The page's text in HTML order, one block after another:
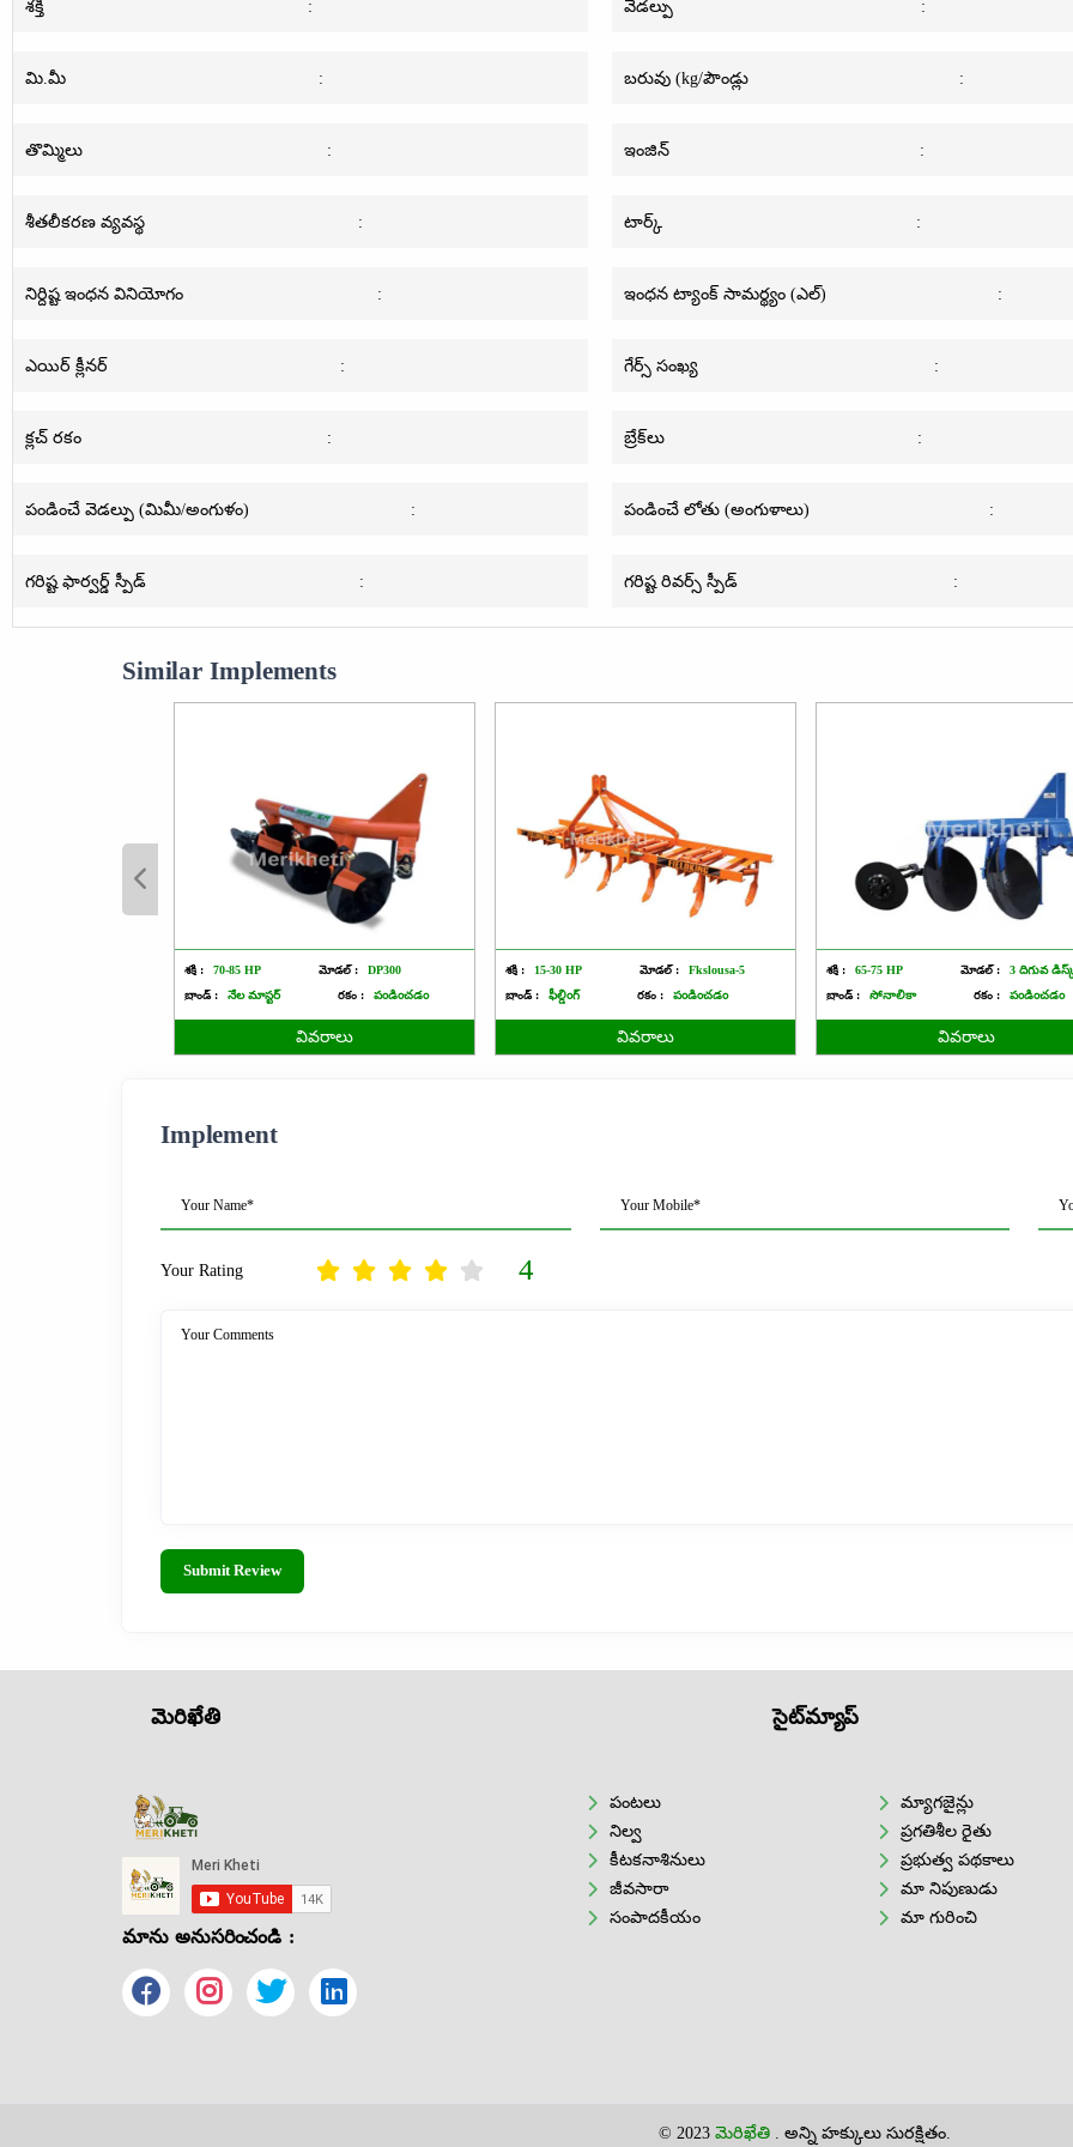
శక్తి : వెడల్పు :
మి.మీ : బరువు (kg/పౌండ్లు :
తొమ్మిలు : ఇంజిన్ :
శీతలీకరణ వ్యవస్థ : టార్క్ :
నిర్దిష్ట ఇంధన వినియోగం : ఇంధన ట్యాంక్ సామర్థ్యం (ఎల్) :
ఎయిర్ క్లీనర్ : గేర్స్ సంఖ్య :
క్లచ్ రకం : బ్రేక్‌లు :
పండించే వెడల్పు (మిమీ/అంగుళం) : పండించే లోతు (అంగుళాలు) :
గరిష్ట ఫార్వర్డ్ స్పీడ్ : గరిష్ట రివర్స్ స్పీడ్ :
Similar Implements
శక్తి : 70-85 HP మోడల్ :
DP300
బ్రాండ్ :
నేల మాస్టర్ రకం : పండించడం
వివరాలు
శక్తి : 15-30 HP మోడల్ :
Fkslousa-5
బ్రాండ్ :
ఫీల్డింగ్ రకం : పండించడం
వివరాలు
శక్తి : 65-75 HP మోడల్ :
3 దిగువ
బ్రాండ్ :
సోనాలికా రకం : పండించడం
వివరాలు
Implement
Your Name* Your Mobile*
Your Rating 4
Your Comments
Submit Review
మెరిఖేతి
మాను అనుసరించండి :
సైట్‌మ్యాప్
పంటలు
నిల్వ
కీటకనాశినులు
జీవసారా
సంపాదకీయం
మ్యాగజైన్లు
ప్రగతిశీల రైతు
ప్రభుత్వ పథకాలు
మా నిపుణుడు
మా గురించి
© 2023 మెరిఖేతి . అన్ని హక్కులు సురక్షితం.